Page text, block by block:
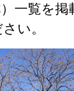
一覧を
い。